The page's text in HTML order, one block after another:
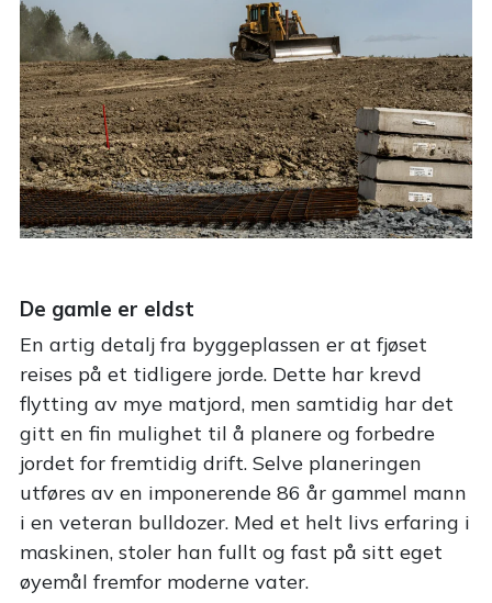
De gamle er eldst
En artig detalj fra byggeplassen er at fjøset
reises på et tidligere jorde. Dette har krevd
flytting av mye matjord, men samtidig har det
gitt en fin mulighet til å planere og forbedre
jordet for fremtidig drift. Selve planeringen
utføres av en imponerende 86 år gammel mann
i en veteran bulldozer. Med et helt livs erfaring i
maskinen, stoler han fullt og fast på sitt eget
øyemål fremfor moderne vater.